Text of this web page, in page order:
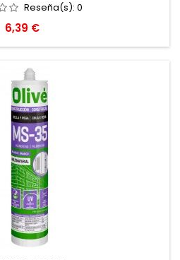
Reseña(s): 0
Precio
6,39 €